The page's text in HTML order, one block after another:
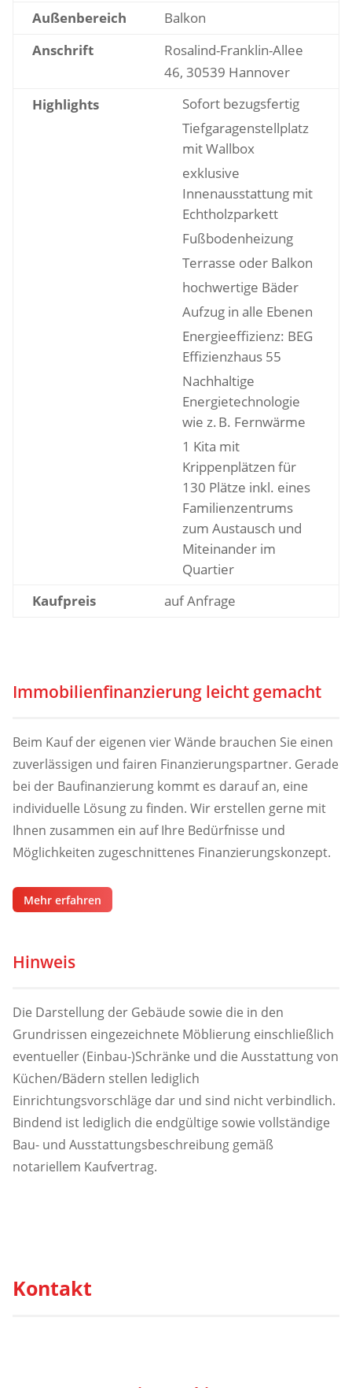
Außenbereich
Balkon
Anschrift
Rosalind-Franklin-Allee
46, 30539 Hannover
Highlights
Sofort bezugsfertig
Tiefgaragenstellplatz
mit Wallbox
exklusive
Innenausstattung mit
Echtholzparkett
Fußbodenheizung
Terrasse oder Balkon
hochwertige Bäder
Aufzug in alle Ebenen
Energieeffizienz: BEG
Effizienzhaus 55
Nachhaltige
Energietechnologie
wie z. B. Fernwärme
1 Kita mit
Krippenplätzen für
130 Plätze inkl. eines
Familienzentrums
zum Austausch und
Miteinander im
Quartier
Kaufpreis
auf Anfrage
Immobilienfinanzierung leicht gemacht
Beim Kauf der eigenen vier Wände brauchen Sie einen
zuverlässigen und fairen Finanzierungspartner. Gerade
bei der Baufinanzierung kommt es darauf an, eine
individuelle Lösung zu finden. Wir erstellen gerne mit
Ihnen zusammen ein auf Ihre Bedürfnisse und
Möglichkeiten zugeschnittenes Finanzierungskonzept.
Mehr erfahren
Hinweis
Die Darstellung der Gebäude sowie die in den
Grundrissen eingezeichnete Möblierung einschließlich
eventueller (Einbau-)Schränke und die Ausstattung von
Küchen/Bädern stellen lediglich
Einrichtungsvorschläge dar und sind nicht verbindlich.
Bindend ist lediglich die endgültige sowie vollständige
Bau- und Ausstattungsbeschreibung gemäß
notariellem Kaufvertrag.
Kontakt